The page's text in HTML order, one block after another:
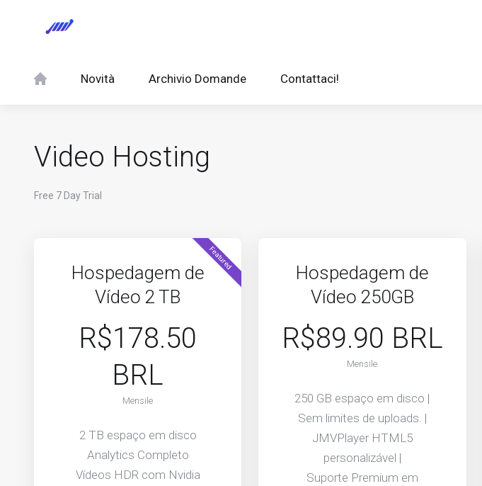
Novità Archivio Domande Contattaci!
Video Hosting
Free 7 Day Trial
Featured
Hospedagem de
Vídeo 2 TB
R$178.50
BRL
Mensile
2 TB espaço em disco
Analytics Completo
Vídeos HDR com Nvidia
Hospedagem de
Vídeo 250GB
R$89.90 BRL
Mensile
250 GB espaço em disco |
Sem limites de uploads. |
JMVPlayer HTML5
personalizável |
Suporte Premium em